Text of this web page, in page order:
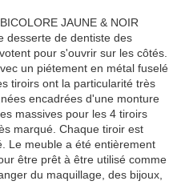
JAUNE & NOIR
desserte de dentiste des
pour s'ouvrir sur les côtés.
un piétement en métal fuselé
tiroirs ont la particularité très
encadrées d'une monture
massives pour les 4 tiroirs
marqué. Chaque tiroir est
Le meuble a été entièrement
être prêt à être utilisé comme
du maquillage, des bijoux,